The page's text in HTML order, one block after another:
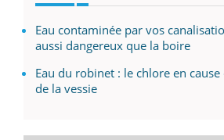
Eau contaminée par vos
aussi dangereux que la boire
Eau du robinet : le chlore en cause
de la vessie